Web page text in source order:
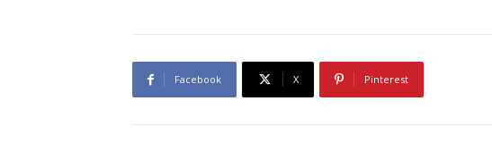
Facebook X Pinterest